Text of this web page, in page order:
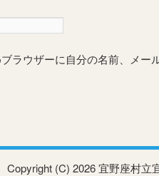
ラウザーに自分の名前、メー
Copyright (C) 2026 宜野座村立